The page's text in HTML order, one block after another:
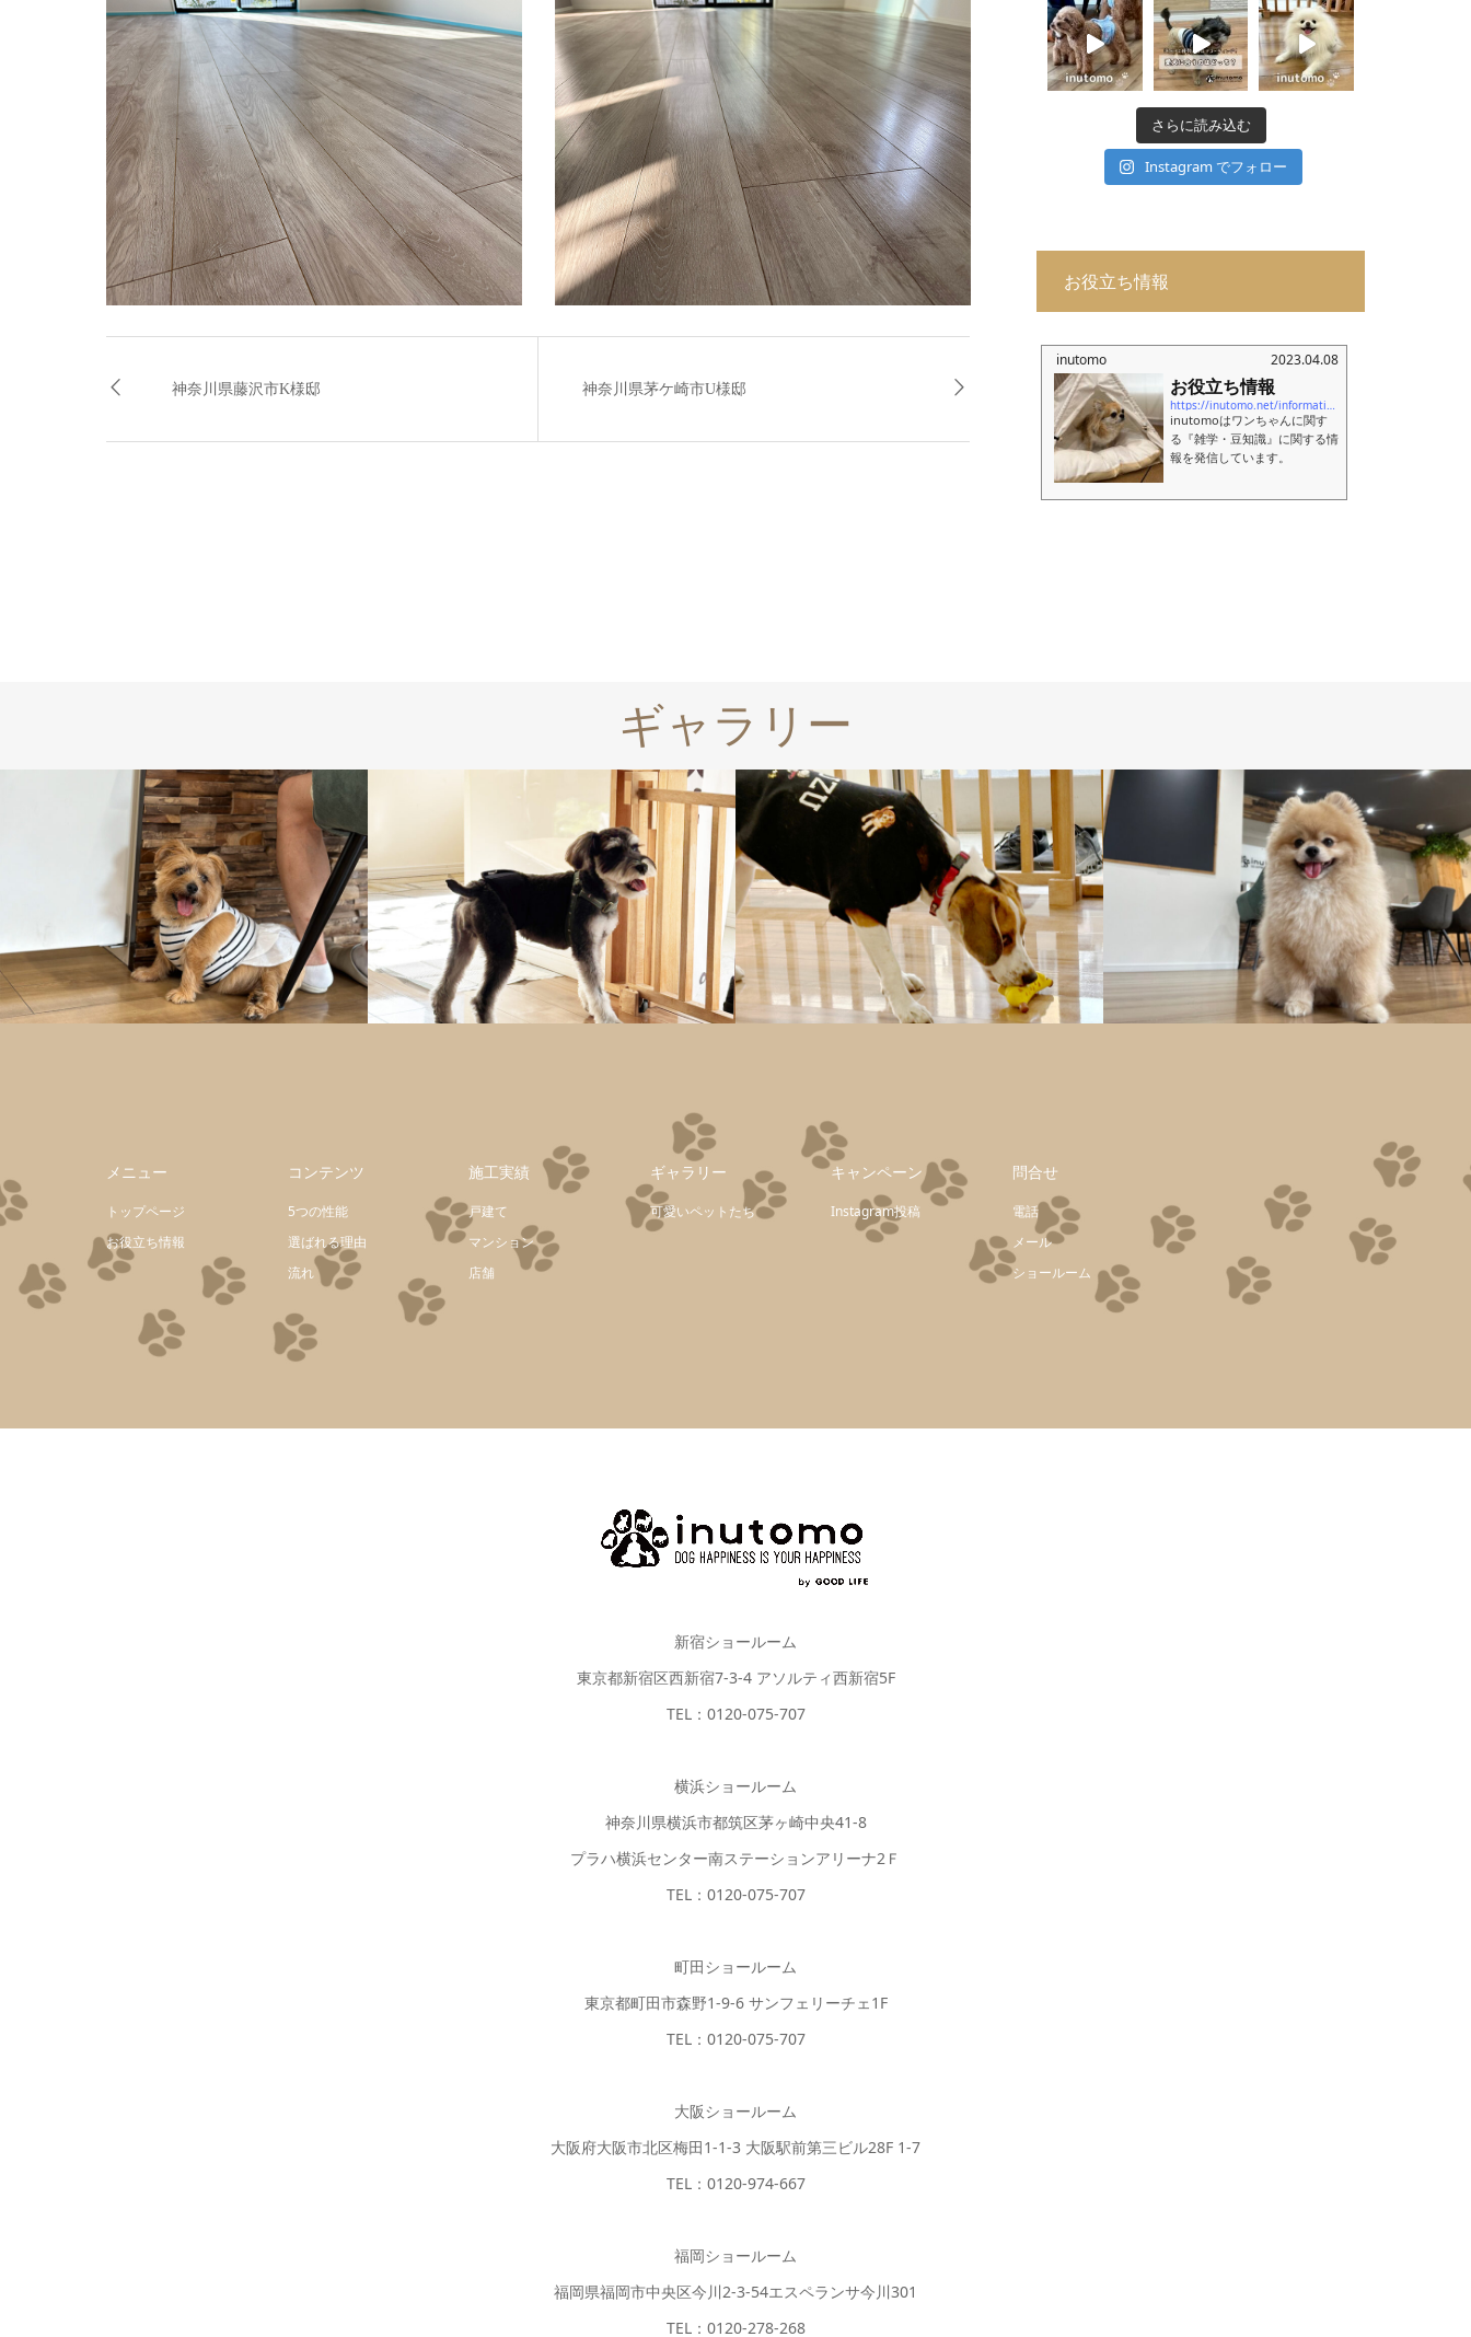
神奈川県藤沢市K様邸 神奈川県茅ケ崎市U様邸
さらに読み込む
Instagram でフォロー
お役立ち情報
inutomo 2023.04.08
お役立ち情報
https://inutomo.net/information
inutomoはワンちゃんに関す
る『雑学・豆知識』に関する情
報を発信しています。
ギャラリー
メニュー
トップページ
お役立ち情報
コンテンツ
5つの性能
選ばれる理由
流れ
施工実績
戸建て
マンション
店舗
ギャラリー
可愛いペットたち
キャンペーン
Instagram投稿
問合せ
電話
メール
ショールーム
新宿ショールーム
東京都新宿区西新宿7-3-4 アソルティ西新宿5F
TEL：0120-075-707
横浜ショールーム
神奈川県横浜市都筑区茅ヶ崎中央41-8
プラハ横浜センター南ステーションアリーナ2Ｆ
TEL：0120-075-707
町田ショールーム
東京都町田市森野1-9-6 サンフェリーチェ1F
TEL：0120-075-707
大阪ショールーム
大阪府大阪市北区梅田1-1-3 大阪駅前第三ビル28F 1-7
TEL：0120-974-667
福岡ショールーム
福岡県福岡市中央区今川2-3-54エスペランサ今川301
TEL：0120-278-268